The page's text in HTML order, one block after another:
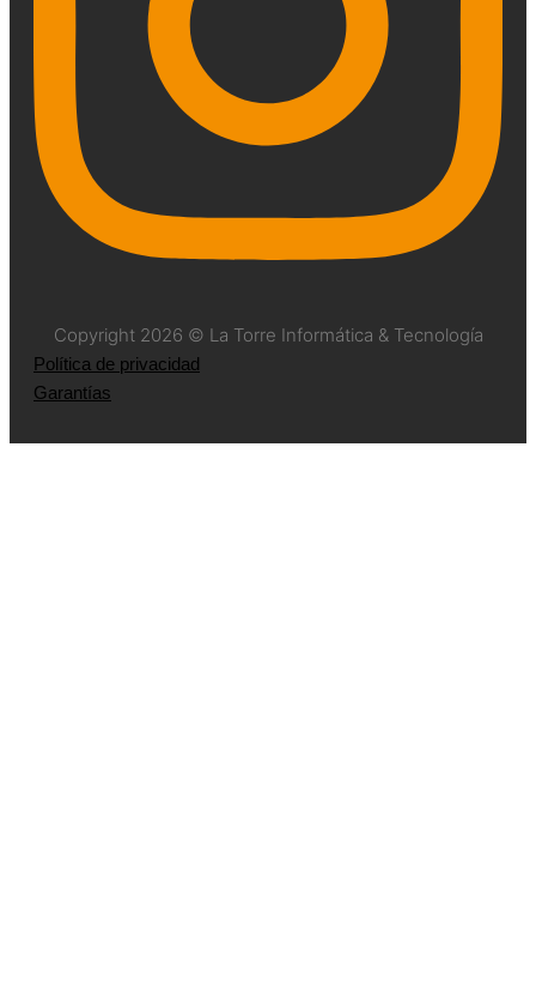
Copyright 2026 © La Torre Informática & Tecnología
Política de privacidad
Garantías